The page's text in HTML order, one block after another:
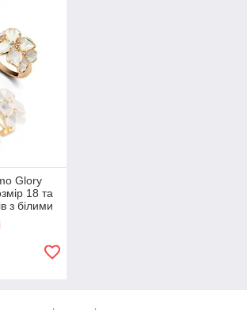
Glory
18 та
з білими
–